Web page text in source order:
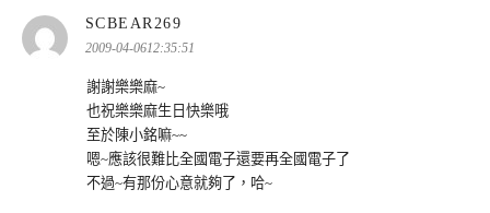
SCBEAR269
示:
2009-04-0612:35:51
謝謝樂樂麻~
也祝樂樂麻生日快樂哦
至於陳小銘嘛~~
嗯~應該很難比全國電子還要再全國電子了
不過~有那份心意就夠了，哈~